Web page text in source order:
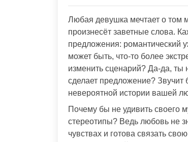
Любая девушка мечтает о том
произнесёт заветные слова.
предложения: романтический
может быть, что-то более
изменить сценарий? Да-да, ты
сделает предложение? Звучит
невероятной истории вашей
Почему бы не удивить своего
стереотипы? Ведь любовь не
чувствах и готова связать